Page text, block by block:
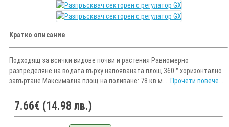
Кратко описание
Подходящ за всички видове почви и растения Равномерно
разпределяне на водата върху напояваната площ 360 ° хоризонтално
завъртане Максимална площ на поливане: 78 кв.м.... Прочети повече...
7.66€ (14.98 лв.)